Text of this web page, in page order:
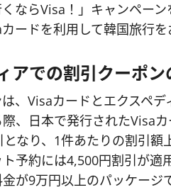
ならVisa！」キャンペー
ードを利用して韓国旅行を
アでの割引クーポ
、Visaカードとエクスペ
、日本で発行されたVisa
なり、1件あたりの割引
予約には4,500円割引が適
が9万円以上のパッケージで